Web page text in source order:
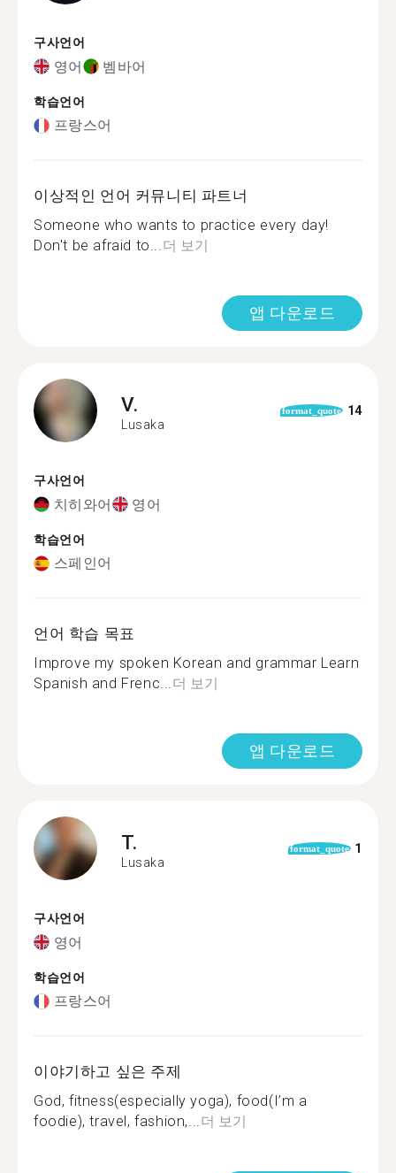
구사언어
영어 벰바어
학습언어
프랑스어
이상적인 언어 커뮤니티 파트너
Someone who wants to practice every day!
Don't be afraid to...더 보기
앱 다운로드
V.
Lusaka
format_quote 14
구사언어
치히와어 영어
학습언어
스페인어
언어 학습 목표
Improve my spoken Korean and grammar Learn
Spanish and Frenc...더 보기
앱 다운로드
T.
Lusaka
format_quote 1
구사언어
영어
학습언어
프랑스어
이야기하고 싶은 주제
God, fitness(especially yoga), food(I’m a
foodie), travel, fashion,...더 보기